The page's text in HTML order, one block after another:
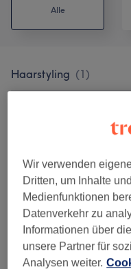
Alle
Haarstyling (1)
Wimpernlifting ( 7)
Gesichtsbehandlungen
Make-up & Permanent
Massagen (1)
Wir verwenden
Dritten, um Inhalte
Medienfunktionen
Datenverkehr zu
Informationen über
unsere Partner für
Analysen weiter.